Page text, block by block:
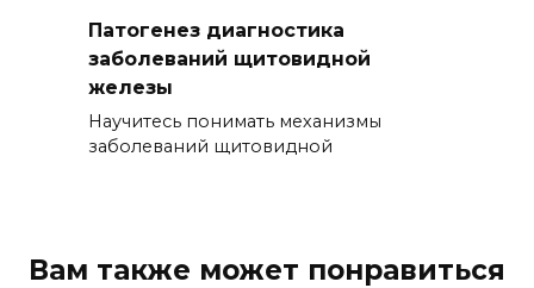
Патогенез диагностика
заболеваний щитовидной
железы
Научитесь понимать механизмы
заболеваний щитовидной
Вам также может понравиться